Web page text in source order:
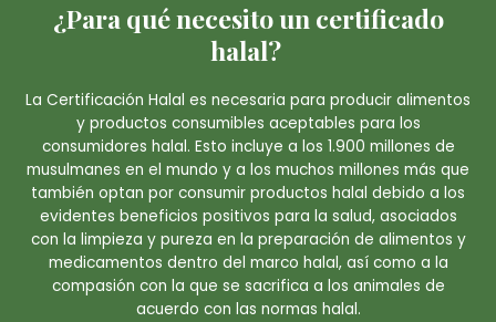
¿Para qué necesito un certificado
halal?
La Certificación Halal es necesaria para producir alimentos
y productos consumibles aceptables para los
consumidores halal. Esto incluye a los 1.900 millones de
musulmanes en el mundo y a los muchos millones más que
también optan por consumir productos halal debido a los
evidentes beneficios positivos para la salud, asociados
con la limpieza y pureza en la preparación de alimentos y
medicamentos dentro del marco halal, así como a la
compasión con la que se sacrifica a los animales de
acuerdo con las normas halal.